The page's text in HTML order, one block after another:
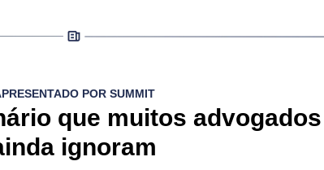
POR SUMMIT
que muitos advogados
ignoram